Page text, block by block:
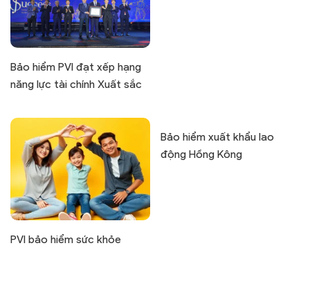
Bảo hiểm PVI đạt xếp hạng
năng lực tài chính Xuất sắc
PVI bảo hiểm sức khỏe
Bảo hiểm xuất khẩu lao
động Hồng Kông